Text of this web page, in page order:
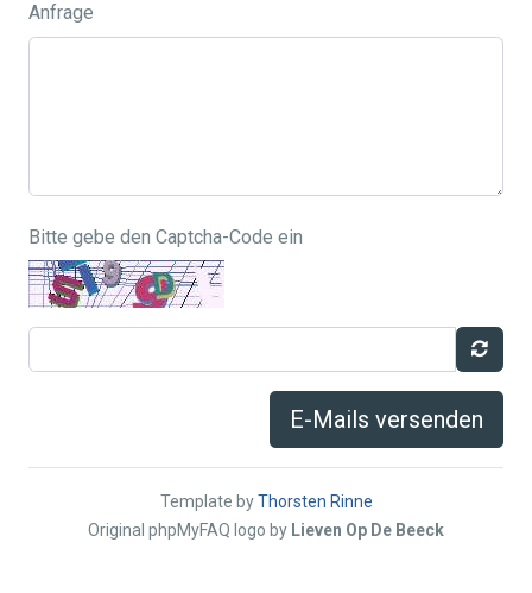
Anfrage
Bitte gebe den Captcha-Code ein
E-Mails versenden
Template byThorsten Rinne
Original phpMyFAQ logo by Lieven Op De Beeck